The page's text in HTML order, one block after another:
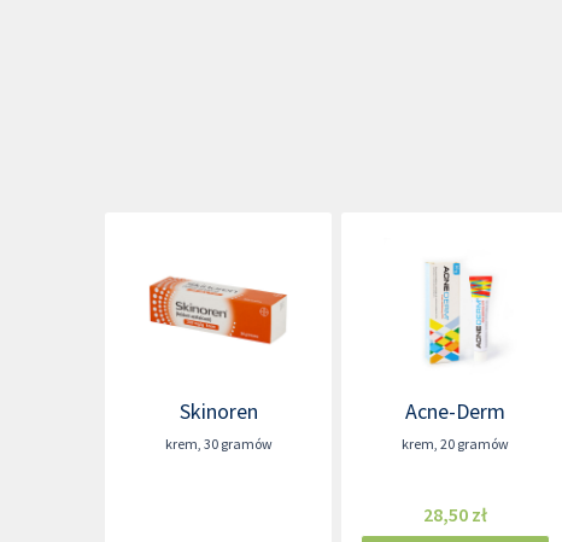
Skinoren
krem 30 gramów
Acne-Derm
krem 20 gramów
28,50 zł